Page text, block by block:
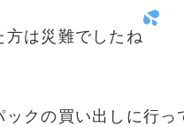
方は災難でしたね
クの買い出しに行っ